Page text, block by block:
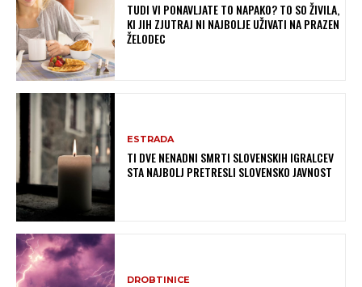
TUDI VI PONAVLJATE TO NAPAKO? TO SO ŽIVILA,
KI JIH ZJUTRAJ NI NAJBOLJE UŽIVATI NA PRAZEN
ŽELODEC
ESTRADA
TI DVE NENADNI SMRTI SLOVENSKIH IGRALCEV
STA NAJBOLJ PRETRESLI SLOVENSKO JAVNOST
DROBTINICE